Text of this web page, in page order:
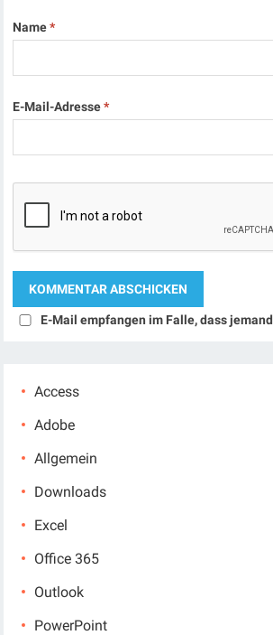
Name*
E-Mail-Adresse*
E-Mail empfangen im Falle, dass
Access
Adobe
Allgemein
Downloads
Excel
Office 365
Outlook
PowerPoint